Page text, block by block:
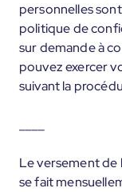
personnelles
politique de
sur demande à
pouvez exercer
suivant la
Le versement de
se fait